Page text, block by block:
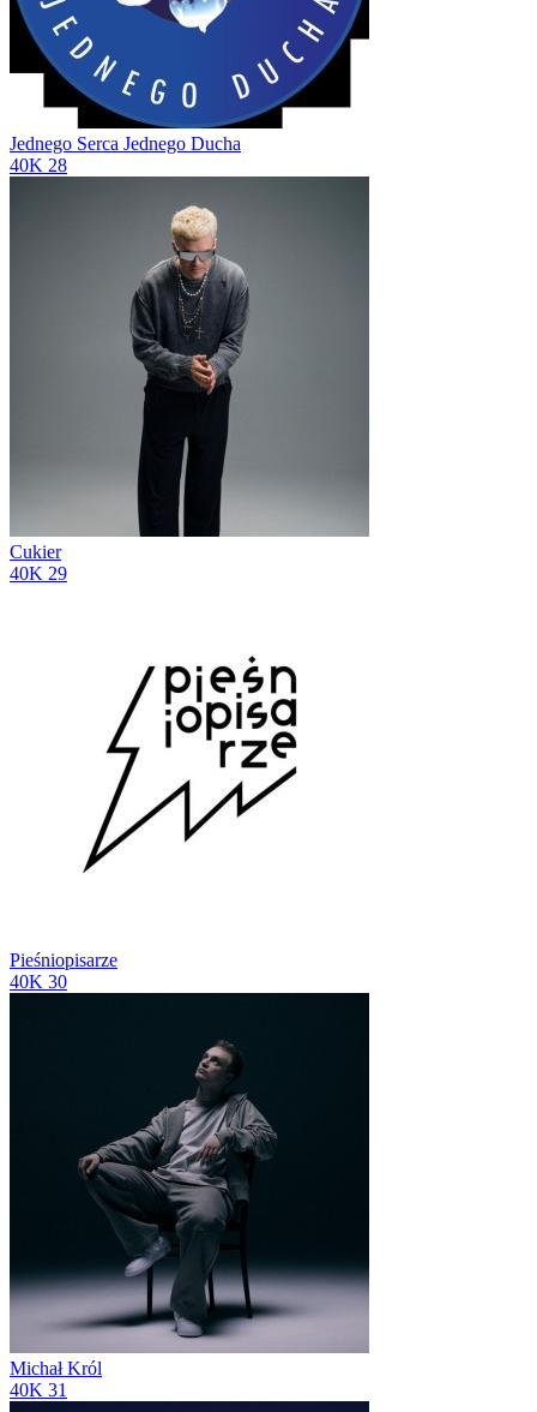
Jednego Serca Jednego Ducha
40K 28
Cukier
40K 29
Pieśniopisarze
40K 30
Michał Król
40K 31